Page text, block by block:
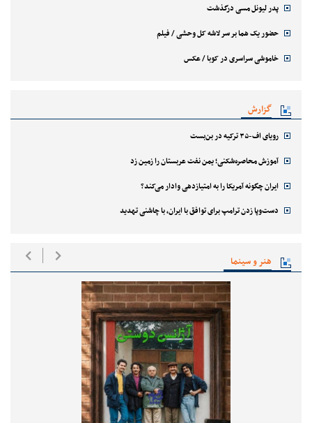
پدر لیونل مسی درگذشت
حضور یک هما بر سر لاشه‌ کل وحشی / فیلم
خاموشی سراسری در کوبا / عکس
گزارش
رویای اف-۳۵ ترکیه در بن‌بست
آموزش محاصره‌شکنی؛ یمن نفت عربستان را زمین زد
ایران چگونه آمریکا را به امتیازدهی وادار می‌کند؟
دست‌وپا زدن ترامپ برای توافق با ایران، با چاشنی تهدید
هنر و سینما